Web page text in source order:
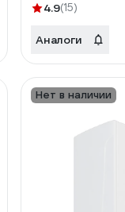
4.9(15)
Аналоги
Нет в наличии